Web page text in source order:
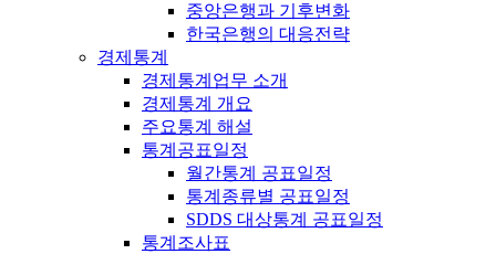
중앙은행과 기후변화
한국은행의 대응전략
경제통계
경제통계업무 소개
경제통계 개요
주요통계 해설
통계공표일정
월간통계 공표일정
통계종류별 공표일정
SDDS 대상통계 공표일정
통계조사표